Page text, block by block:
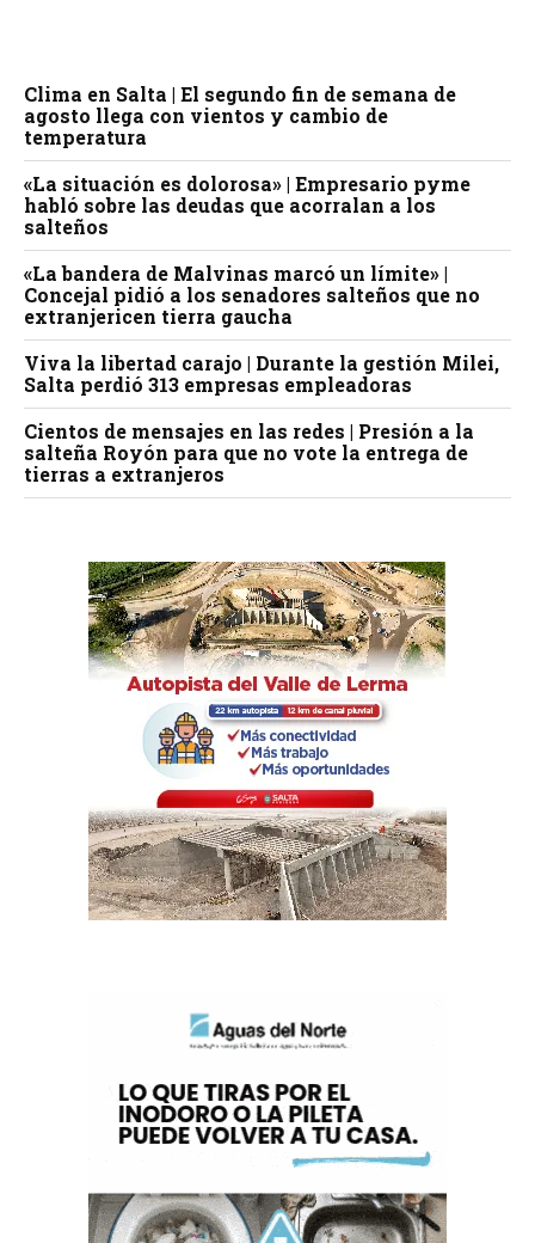
Clima en Salta | El segundo fin de semana de
agosto llega con vientos y cambio de
temperatura
«La situación es dolorosa» | Empresario pyme
habló sobre las deudas que acorralan a los
salteños
«La bandera de Malvinas marcó un límite» |
Concejal pidió a los senadores salteños que no
extranjericen tierra gaucha
Viva la libertad carajo | Durante la gestión Milei,
Salta perdió 313 empresas empleadoras
Cientos de mensajes en las redes | Presión a la
salteña Royón para que no vote la entrega de
tierras a extranjeros